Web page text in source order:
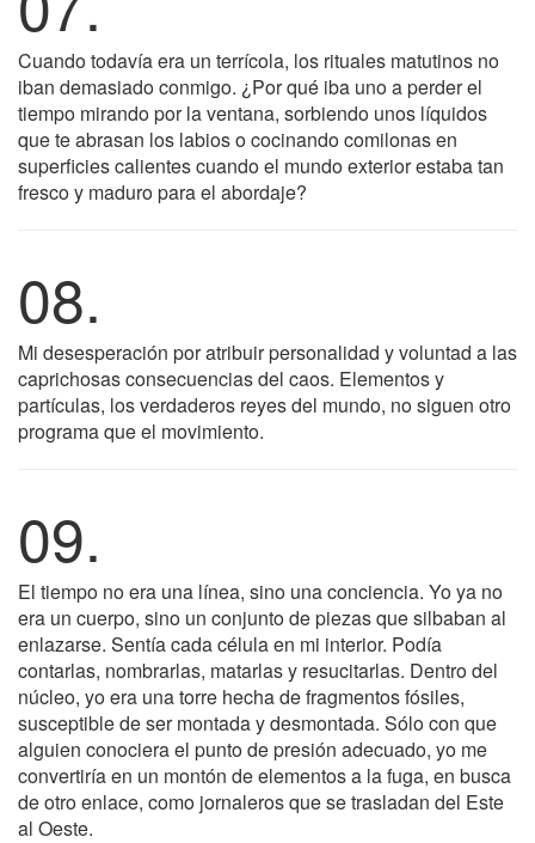
Cuando todavía era un terrícola, los rituales matutinos no
iban demasiado conmigo. ¿Por qué iba uno a perder el
tiempo mirando por la ventana, sorbiendo unos líquidos
que te abrasan los labios o cocinando comilonas en
superficies calientes cuando el mundo exterior estaba tan
fresco y maduro para el abordaje?
08.
Mi desesperación por atribuir personalidad y voluntad a las
caprichosas consecuencias del caos. Elementos y
partículas, los verdaderos reyes del mundo, no siguen otro
programa que el movimiento.
09.
El tiempo no era una línea, sino una conciencia. Yo ya no
era un cuerpo, sino un conjunto de piezas que silbaban al
enlazarse. Sentía cada célula en mi interior. Podía
contarlas, nombrarlas, matarlas y resucitarlas. Dentro del
núcleo, yo era una torre hecha de fragmentos fósiles,
susceptible de ser montada y desmontada. Sólo con que
alguien conociera el punto de presión adecuado, yo me
convertiría en un montón de elementos a la fuga, en busca
de otro enlace, como jornaleros que se trasladan del Este
al Oeste.